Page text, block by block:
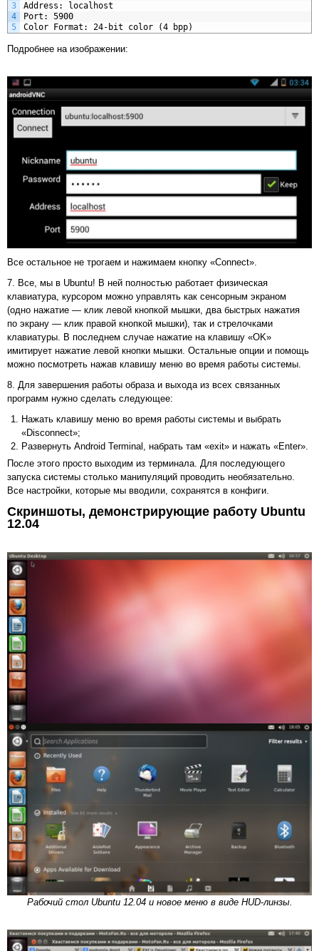
3
4
5
Address: localhost
Port: 5900
Color Format: 24-bit color (4 bpp)
Подробнее на изображении:
Все остальное не трогаем и нажимаем кнопку «Connect».
7. Все, мы в Ubuntu! В ней полностью работает физическая
клавиатура, курсором можно управлять как сенсорным экраном
(одно нажатие — клик левой кнопкой мышки, два быстрых нажатия
по экрану — клик правой кнопкой мышки), так и стрелочками
клавиатуры. В последнем случае нажатие на клавишу «OK»
имитирует нажатие левой кнопки мышки. Остальные опции и помощь
можно посмотреть нажав клавишу меню во время работы системы.
8. Для завершения работы образа и выхода из всех связанных
программ нужно сделать следующее:
Нажать клавишу меню во время работы системы и выбрать
«Disconnect»;
Развернуть Android Terminal, набрать там «exit» и нажать «Enter».
После этого просто выходим из терминала. Для последующего
запуска системы столько манипуляций проводить необязательно.
Все настройки, которые мы вводили, сохранятся в конфиги.
Скриншоты, демонстрирующие работу Ubuntu
12.04
Рабочий стол Ubuntu 12.04 и новое меню в виде HUD-линзы.